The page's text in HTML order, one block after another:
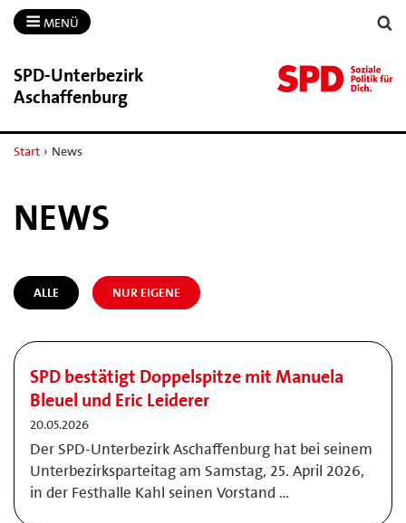
MENÜ
SPD-​Unterbezirk
Aschaffenburg
Start › News
NEWS
ALLE NUR EIGENE
SPD bestätigt Doppelspitze mit Manuela
Bleuel und Eric Leiderer
20.05.2026
Der SPD-Unterbezirk Aschaffenburg hat bei seinem
Unterbezirksparteitag am Samstag, 25. April 2026,
in der Festhalle Kahl seinen Vorstand …